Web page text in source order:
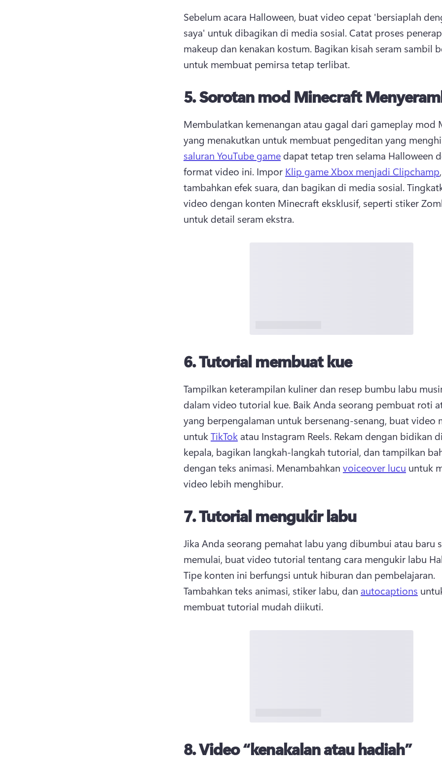
Sebelum acara Halloween, buat video cepat 'bersiaplah
saya' untuk dibagikan di media sosial. Catat proses
makeup dan kenakan kostum. Bagikan kisah seram sambil
untuk membuat pemirsa tetap terlibat.
5.Sorotan mod Minecraft
Membulatkan kemenangan atau gagal dari gameplay mod
yang menakutkan untuk membuat pengeditan yang
saluran YouTube game dapat tetap tren selama Halloween
format video ini. Impor Klip game Xbox menjadi Clipchamp,
tambahkan efek suara, dan bagikan di media sosial.
video dengan konten Minecraft eksklusif, seperti stiker
untuk detail seram ekstra.
6.Tutorial membuat kue
Tampilkan keterampilan kuliner dan resep bumbu labu
dalam video tutorial kue. Baik Anda seorang pembuat roti
yang berpengalaman untuk bersenang-senang, buat video
untuk TikTok atau Instagram Reels. Rekam dengan bidikan
kepala, bagikan langkah-langkah tutorial, dan tampilkan
dengan teks animasi. Menambahkan voiceover lucu untuk
video lebih menghibur.
7.Tutorial mengukir labu
Jika Anda seorang pemahat labu yang dibumbui atau baru
Tambahkan teks animasi, stiker labu, dan autocaptions
membuat tutorial mudah diikuti.
8.Video “kenakalan atau hadiah”